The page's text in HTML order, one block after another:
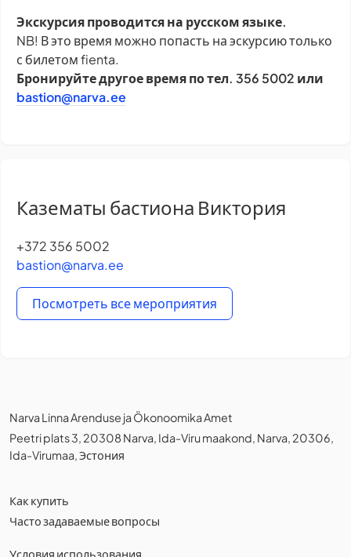
Экскурсия проводится на русском языке.
NB! В это время можно попасть на эскурсию только
с билетом fienta.
Бронируйте другое время по тел. 356 5002 или
bastion@narva.ee
Казематы бастиона Виктория
+372 356 5002
bastion@narva.ee
Посмотреть все мероприятия
Narva Linna Arenduse ja Ökonoomika Amet
Peetri plats 3, 20308 Narva, Ida-Viru maakond, Narva, 20306,
Ida-Virumaa, Эстония
Как купить
Часто задаваемые вопросы
Условия использования